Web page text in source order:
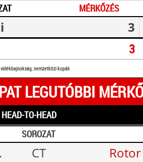
MÉRKŐZÉS
3
3
vidékbajnokság, nemzetközi kupák
LEGUTÓBBI
TO-HEAD
SOROZAT
CT